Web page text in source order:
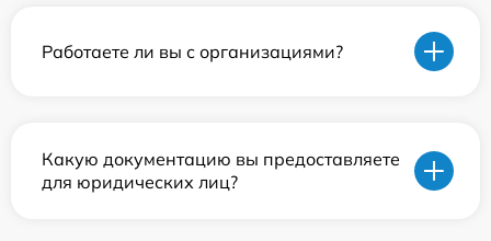
Работаете ли вы с организациями?
Какую документацию вы предоставляете
для юридических лиц?